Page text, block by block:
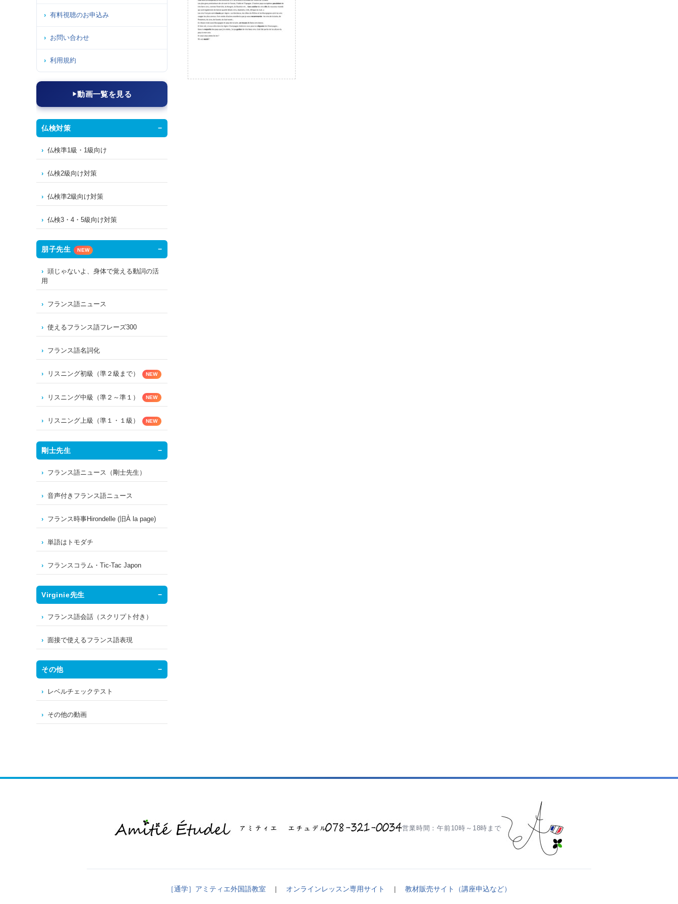
有料視聴のお申込み
お問い合わせ
利用規約
動画一覧を見る
仏検対策
仏検準1級・1級向け
仏検2級向け対策
仏検準2級向け対策
仏検3・4・5級向け対策
朋子先生 NEW
頭じゃないよ、身体で覚える動詞の活
用
フランス語ニュース
使えるフランス語フレーズ300
フランス語名詞化
リスニング初級（準２級まで） NEW
リスニング中級（準２～準１） NEW
リスニング上級（準１・１級） NEW
剛士先生
フランス語ニュース（剛士先生）
音声付きフランス語ニュース
フランス時事Hirondelle (旧À la page)
単語はトモダチ
フランスコラム・Tic-Tac Japon
Virginie先生
フランス語会話（スクリプト付き）
面接で使えるフランス語表現
その他
レベルチェックテスト
その他の動画
営業時間：午前10時～18時まで
［通学］アミティエ外国語教室 | オンラインレッスン専用サイト | 教材販売サイト（講座申込など）